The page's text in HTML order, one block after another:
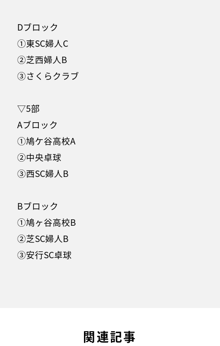
Dブロック
①東SC婦人C
②芝西婦人B
③さくらクラブ
▽5部
Aブロック
①鳩ケ谷高校A
②中央卓球
③西SC婦人B
Bブロック
①鳩ヶ谷高校B
②芝SC婦人B
③安行SC卓球
関連記事